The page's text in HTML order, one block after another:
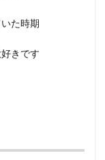
た時期
きです